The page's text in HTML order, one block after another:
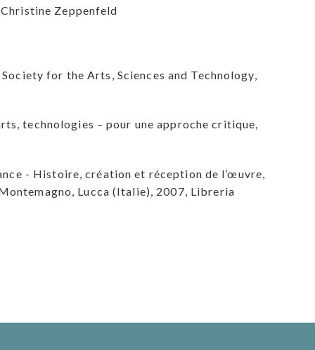
Zeppenfeld
for the Arts, Sciences and Technology,
technologies – pour une approche critique,
- Histoire, création et réception de l’œuvre,
Lucca (Italie), 2007, Libreria